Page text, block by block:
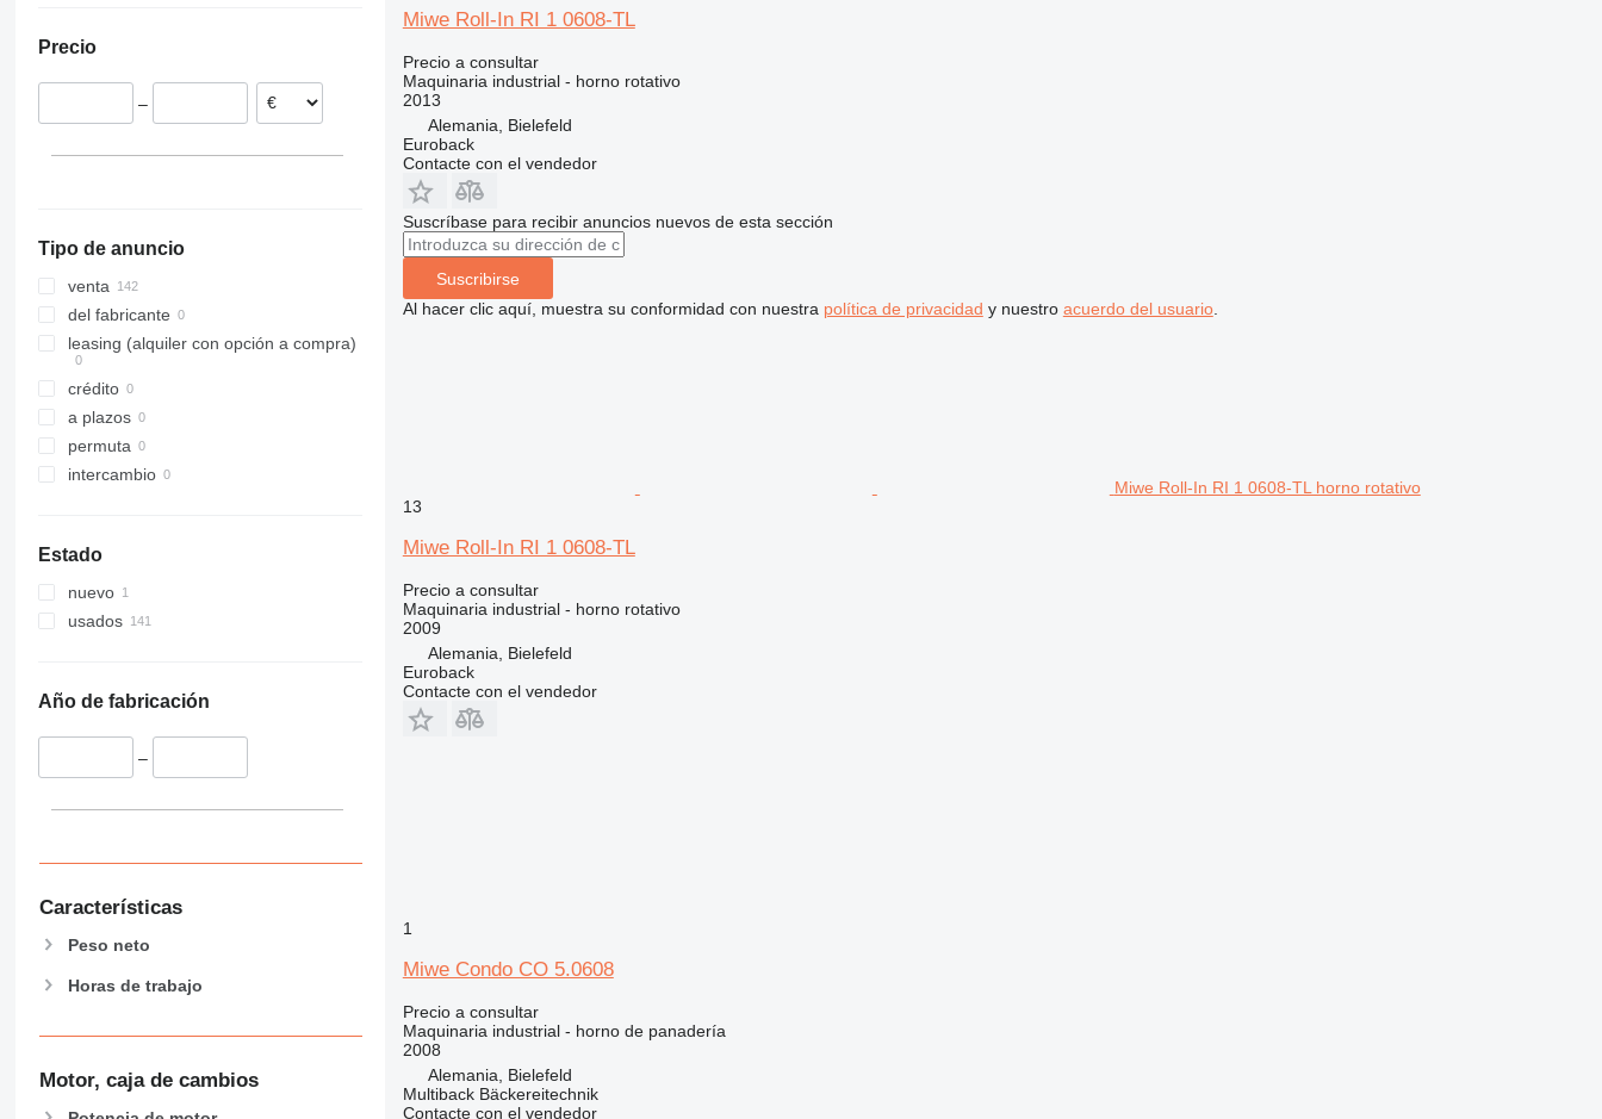
Precio
–
Tipo de anuncio
venta
del fabricante
leasing (alquiler con opción a compra)
crédito
a plazos
permuta
intercambio
Estado
nuevo
usados
Año de fabricación
–
Características
Peso neto
Horas de trabajo
Motor, caja de cambios
Miwe Roll-In RI 1 0608-TL
Precio a consultar
Maquinaria industrial - horno rotativo
2013
Alemania, Bielefeld
Euroback
Contacte con el vendedor
Suscríbase para recibir anuncios nuevos de esta sección
Suscribirse
Al hacer clic aquí, muestra su conformidad con nuestra política de privacidad y nuestro acuerdo del usuario.
Miwe Roll-In RI 1 0608-TL horno rotativo
13
Miwe Roll-In RI 1 0608-TL
Precio a consultar
Maquinaria industrial - horno rotativo
2009
Alemania, Bielefeld
Euroback
Contacte con el vendedor
1
Miwe Condo CO 5.0608
Precio a consultar
Maquinaria industrial - horno de panadería
2008
Alemania, Bielefeld
Multiback Bäckereitechnik
Contacte con el vendedor